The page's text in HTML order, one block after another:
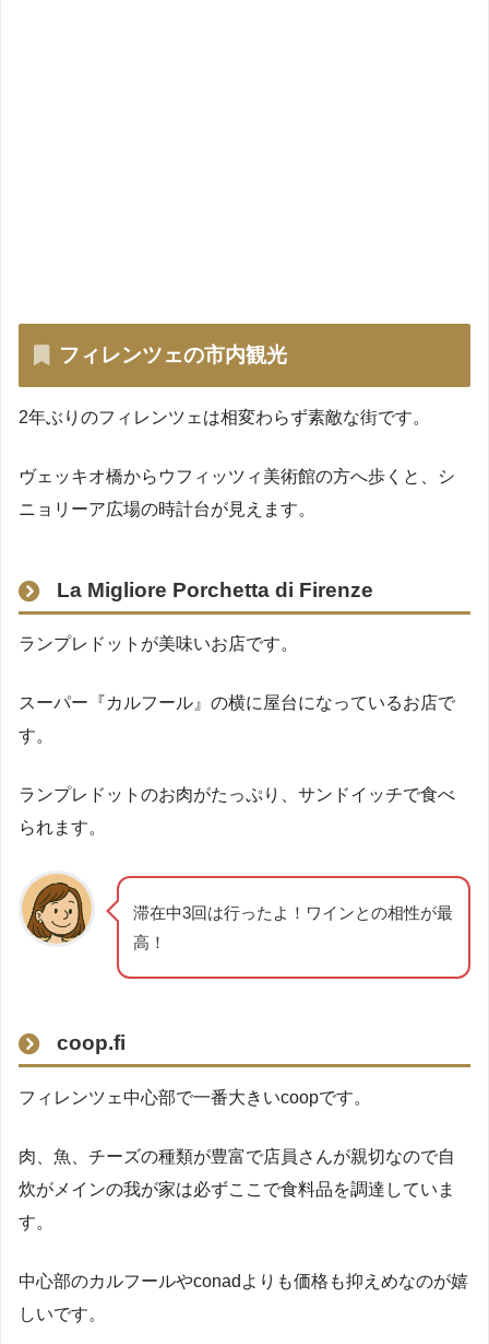
フィレンツェの市内観光
2年ぶりのフィレンツェは相変わらず素敵な街です。
ヴェッキオ橋からウフィッツィ美術館の方へ歩くと、シ
ニョリーア広場の時計台が見えます。
La Migliore Porchetta di Firenze
ランプレドットが美味いお店です。
スーパー『カルフール』の横に屋台になっているお店で
す。
ランプレドットのお肉がたっぷり、サンドイッチで食べ
られます。
滞在中3回は行ったよ！ワインとの相性が最
高！
coop.fi
フィレンツェ中心部で一番大きいcoopです。
肉、魚、チーズの種類が豊富で店員さんが親切なので自
炊がメインの我が家は必ずここで食料品を調達していま
す。
中心部のカルフールやconadよりも価格も抑えめなのが嬉
しいです。